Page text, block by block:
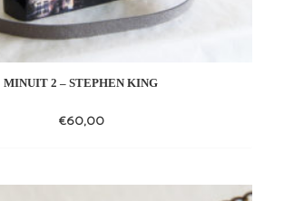
MINUIT 2 – STEPHEN KING
€60,00